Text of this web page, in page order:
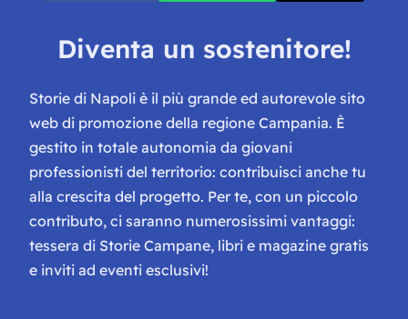
Diventa un sostenitore!
Storie di Napoli è il più grande ed autorevole sito
web di promozione della regione Campania. È
gestito in totale autonomia da giovani
professionisti del territorio: contribuisci anche tu
alla crescita del progetto. Per te, con un piccolo
contributo, ci saranno numerosissimi vantaggi:
tessera di Storie Campane, libri e magazine gratis
e inviti ad eventi esclusivi!